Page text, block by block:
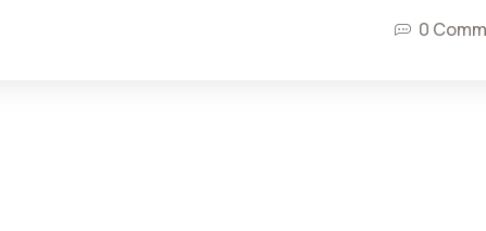
0
ATECA – ER